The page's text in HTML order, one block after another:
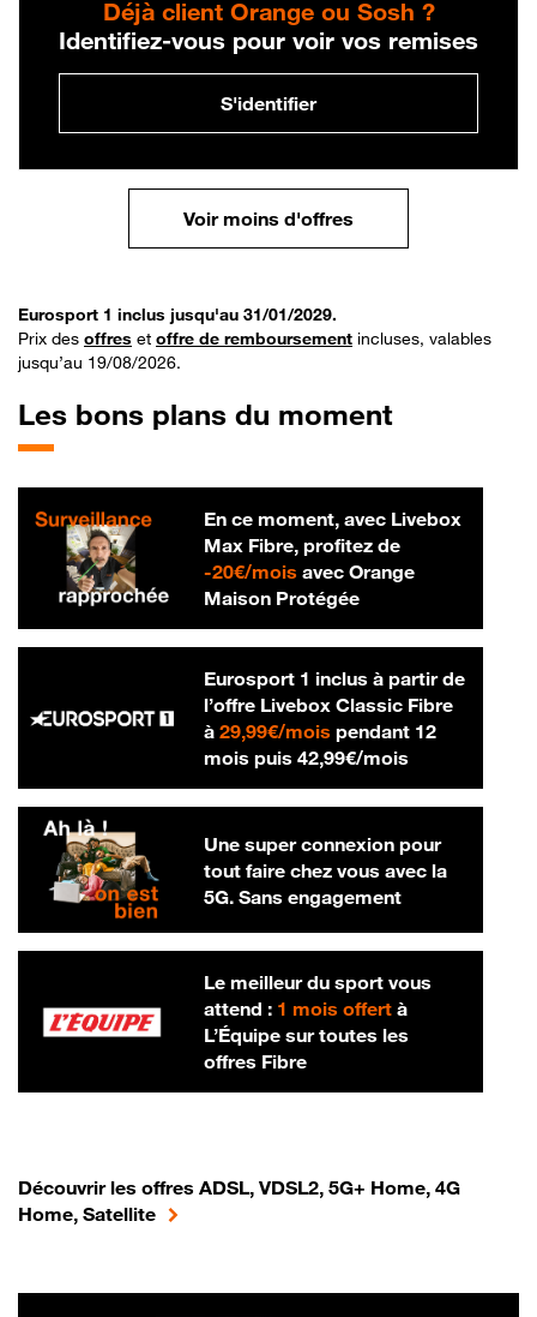
Déjà client Orange ou Sosh ?
Identifiez-vous pour voir vos remises
S'identifier
Voir moins d'offres
Eurosport 1 inclus jusqu'au 31/01/2029.
Prix des offres et offre de remboursement incluses, valables
jusqu’au 19/08/2026.
Les bons plans du moment
En ce moment, avec Livebox
Max Fibre, profitez de
-20€/mois20 € par mois
avec Orange
Maison Protégée
Eurosport 1 inclus à partir de
l’offre Livebox Classic Fibre
à 29,99€/mois29,99 € par mois
pendant 12
mois puis 42,99€/mois42,99 € par
Une super connexion pour
tout faire chez vous avec la
5G. Sans engagement
Le meilleur du sport vous
attend : 1 mois offertà
L’Équipe sur toutes les
offres Fibre
Découvrir les offres ADSL, VDSL2, 5G+ Home, 4G
Home, Satellite